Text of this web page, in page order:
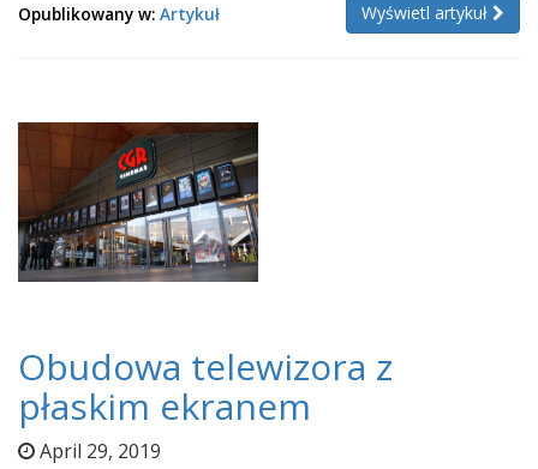
Wyświetl artykuł
Opublikowany w: Artykuł
Obudowa telewizora z
płaskim ekranem
April 29, 2019